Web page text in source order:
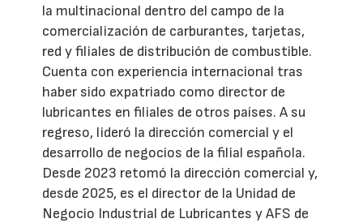
la multinacional dentro del campo de la
comercialización de carburantes, tarjetas,
red y filiales de distribución de combustible.
Cuenta con experiencia internacional tras
haber sido expatriado como director de
lubricantes en filiales de otros países. A su
regreso, lideró la dirección comercial y el
desarrollo de negocios de la filial española.
Desde 2023 retomó la dirección comercial y,
desde 2025, es el director de la Unidad de
Negocio Industrial de Lubricantes y AFS de